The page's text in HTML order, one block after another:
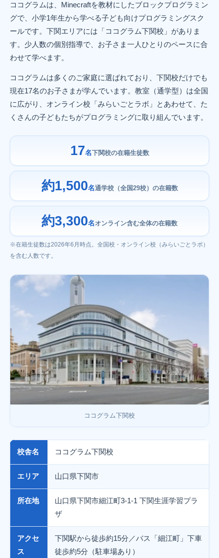
ココグラムは、Minecraftを教材にしたブロックプログラミン
グで、小学1年生から学べる子ども向けプログラミングスク
ールです。下関エリアには「ココグラム下関校」がありま
す。少人数の個別指導で、お子さま一人ひとりのペースに合
わせて学べます。
ココグラムは多くのご家庭に選ばれており、下関校だけでも
現在17名のお子さまが学んでいます。教室（通学型）は全国
に広がり、オンライン校「みらいごとラボ」とあわせて、た
くさんの子どもたちがプログラミングに取り組んでいます。
17名下関校の在籍生徒数
約1,500名通学校（全国29校）の在籍数
約3,300名オンライン含む全体の在籍数
※在籍生徒数は2026年6月時点。全国校・オンライン校（みらいごとラボ）
を含む人数です。
ココグラム下関校
校舎名 ココグラム下関校
エリア 山口県下関市
所在地
山口県下関市細江町3-1-1 下関生涯学習プラ
ザ
アクセ
ス
下関駅から徒歩約15分／バス「細江町」下車
徒歩約5分（駐車場あり）